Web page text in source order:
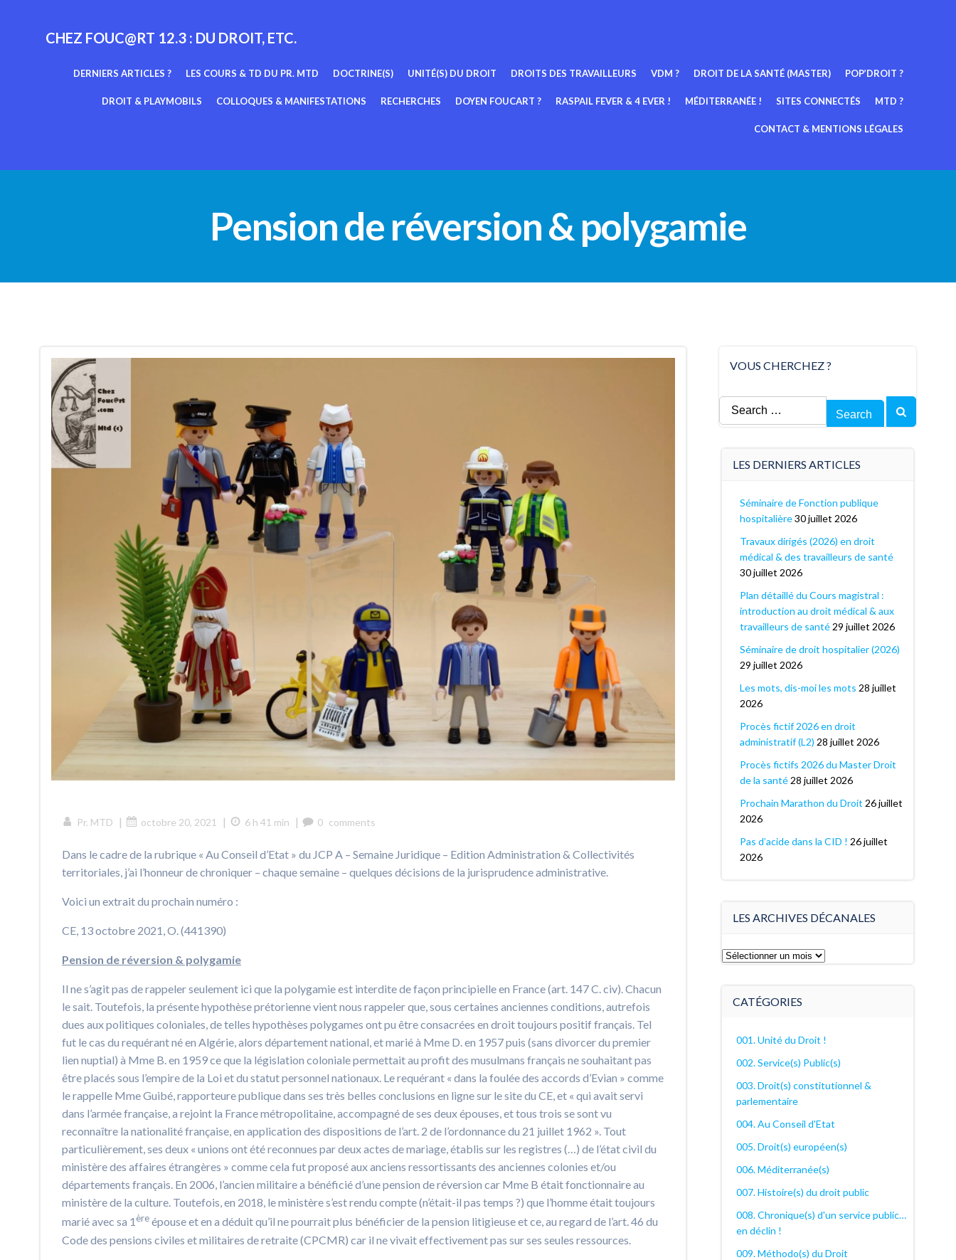
CHEZ FOUC@RT 12.3 : DU DROIT, ETC.
DERNIERS ARTICLES ? LES COURS & TD DU PR. MTD DOCTRINE(S) UNITÉ(S) DU DROIT DROITS DES TRAVAILLEURS VDM ? DROIT DE LA SANTÉ (MASTER) POP’DROIT ?
DROIT & PLAYMOBILS COLLOQUES & MANIFESTATIONS RECHERCHES DOYEN FOUCART ? RASPAIL FEVER & 4 EVER ! MÉDITERRANÉE ! SITES CONNECTÉS MTD ?
CONTACT & MENTIONS LÉGALES
Pension de réversion & polygamie
Pr. MTD | octobre 20, 2021 | 6 h 41 min | 0 comments
Dans le cadre de la rubrique « Au Conseil d’Etat » du JCP A – Semaine Juridique – Edition Administration & Collectivités
territoriales, j’ai l’honneur de chroniquer – chaque semaine – quelques décisions de la jurisprudence administrative.
Voici un extrait du prochain numéro :
CE, 13 octobre 2021, O. (441390)
Pension de réversion & polygamie
Il ne s’agit pas de rappeler seulement ici que la polygamie est interdite de façon principielle en France (art. 147 C. civ). Chacun
le sait. Toutefois, la présente hypothèse prétorienne vient nous rappeler que, sous certaines anciennes conditions, autrefois
dues aux politiques coloniales, de telles hypothèses polygames ont pu être consacrées en droit toujours positif français. Tel
fut le cas du requérant né en Algérie, alors département national, et marié à Mme D. en 1957 puis (sans divorcer du premier
lien nuptial) à Mme B. en 1959 ce que la législation coloniale permettait au profit des musulmans français ne souhaitant pas
être placés sous l’empire de la Loi et du statut personnel nationaux. Le requérant « dans la foulée des accords d’Evian » comme
le rappelle Mme Guibé, rapporteure publique dans ses très belles conclusions en ligne sur le site du CE, et « qui avait servi
dans l’armée française, a rejoint la France métropolitaine, accompagné de ses deux épouses, et tous trois se sont vu
reconnaître la nationalité française, en application des dispositions de l’art. 2 de l’ordonnance du 21 juillet 1962 ». Tout
particulièrement, ses deux « unions ont été reconnues par deux actes de mariage, établis sur les registres (…) de l’état civil du
ministère des affaires étrangères » comme cela fut proposé aux anciens ressortissants des anciennes colonies et/ou
départements français. En 2006, l’ancien militaire a bénéficié d’une pension de réversion car Mme B était fonctionnaire au
ministère de la culture. Toutefois, en 2018, le ministère s’est rendu compte (n’était-il pas temps ?) que l’homme était toujours
marié avec sa 1èreépouse et en a déduit qu’il ne pourrait plus bénéficier de la pension litigieuse et ce, au regard de l’art. 46 du
Code des pensions civiles et militaires de retraite (CPCMR) car il ne vivait effectivement pas sur ses seules ressources.
VOUS CHERCHEZ ?
Search
for:
LES DERNIERS ARTICLES
Séminaire de Fonction publique
hospitalière 30 juillet 2026
Travaux dirigés (2026) en droit
médical & des travailleurs de santé
30 juillet 2026
Plan détaillé du Cours magistral :
introduction au droit médical & aux
travailleurs de santé 29 juillet 2026
Séminaire de droit hospitalier (2026)
29 juillet 2026
Les mots, dis-moi les mots 28 juillet
2026
Procès fictif 2026 en droit
administratif (L2) 28 juillet 2026
Procès fictifs 2026 du Master Droit
de la santé 28 juillet 2026
Prochain Marathon du Droit 26 juillet
2026
Pas d’acide dans la CID ! 26 juillet
2026
LES ARCHIVES DÉCANALES
Les
CATÉGORIES
001. Unité du Droit !
002. Service(s) Public(s)
003. Droit(s) constitutionnel &
parlementaire
004. Au Conseil d'Etat
005. Droit(s) européen(s)
006. Méditerranée(s)
007. Histoire(s) du droit public
008. Chronique(s) d'un service public…
en déclin !
009. Méthodo(s) du Droit